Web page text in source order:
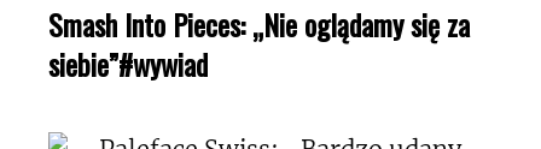
Smash Into Pieces: „Nie oglądamy się za
siebie”#wywiad